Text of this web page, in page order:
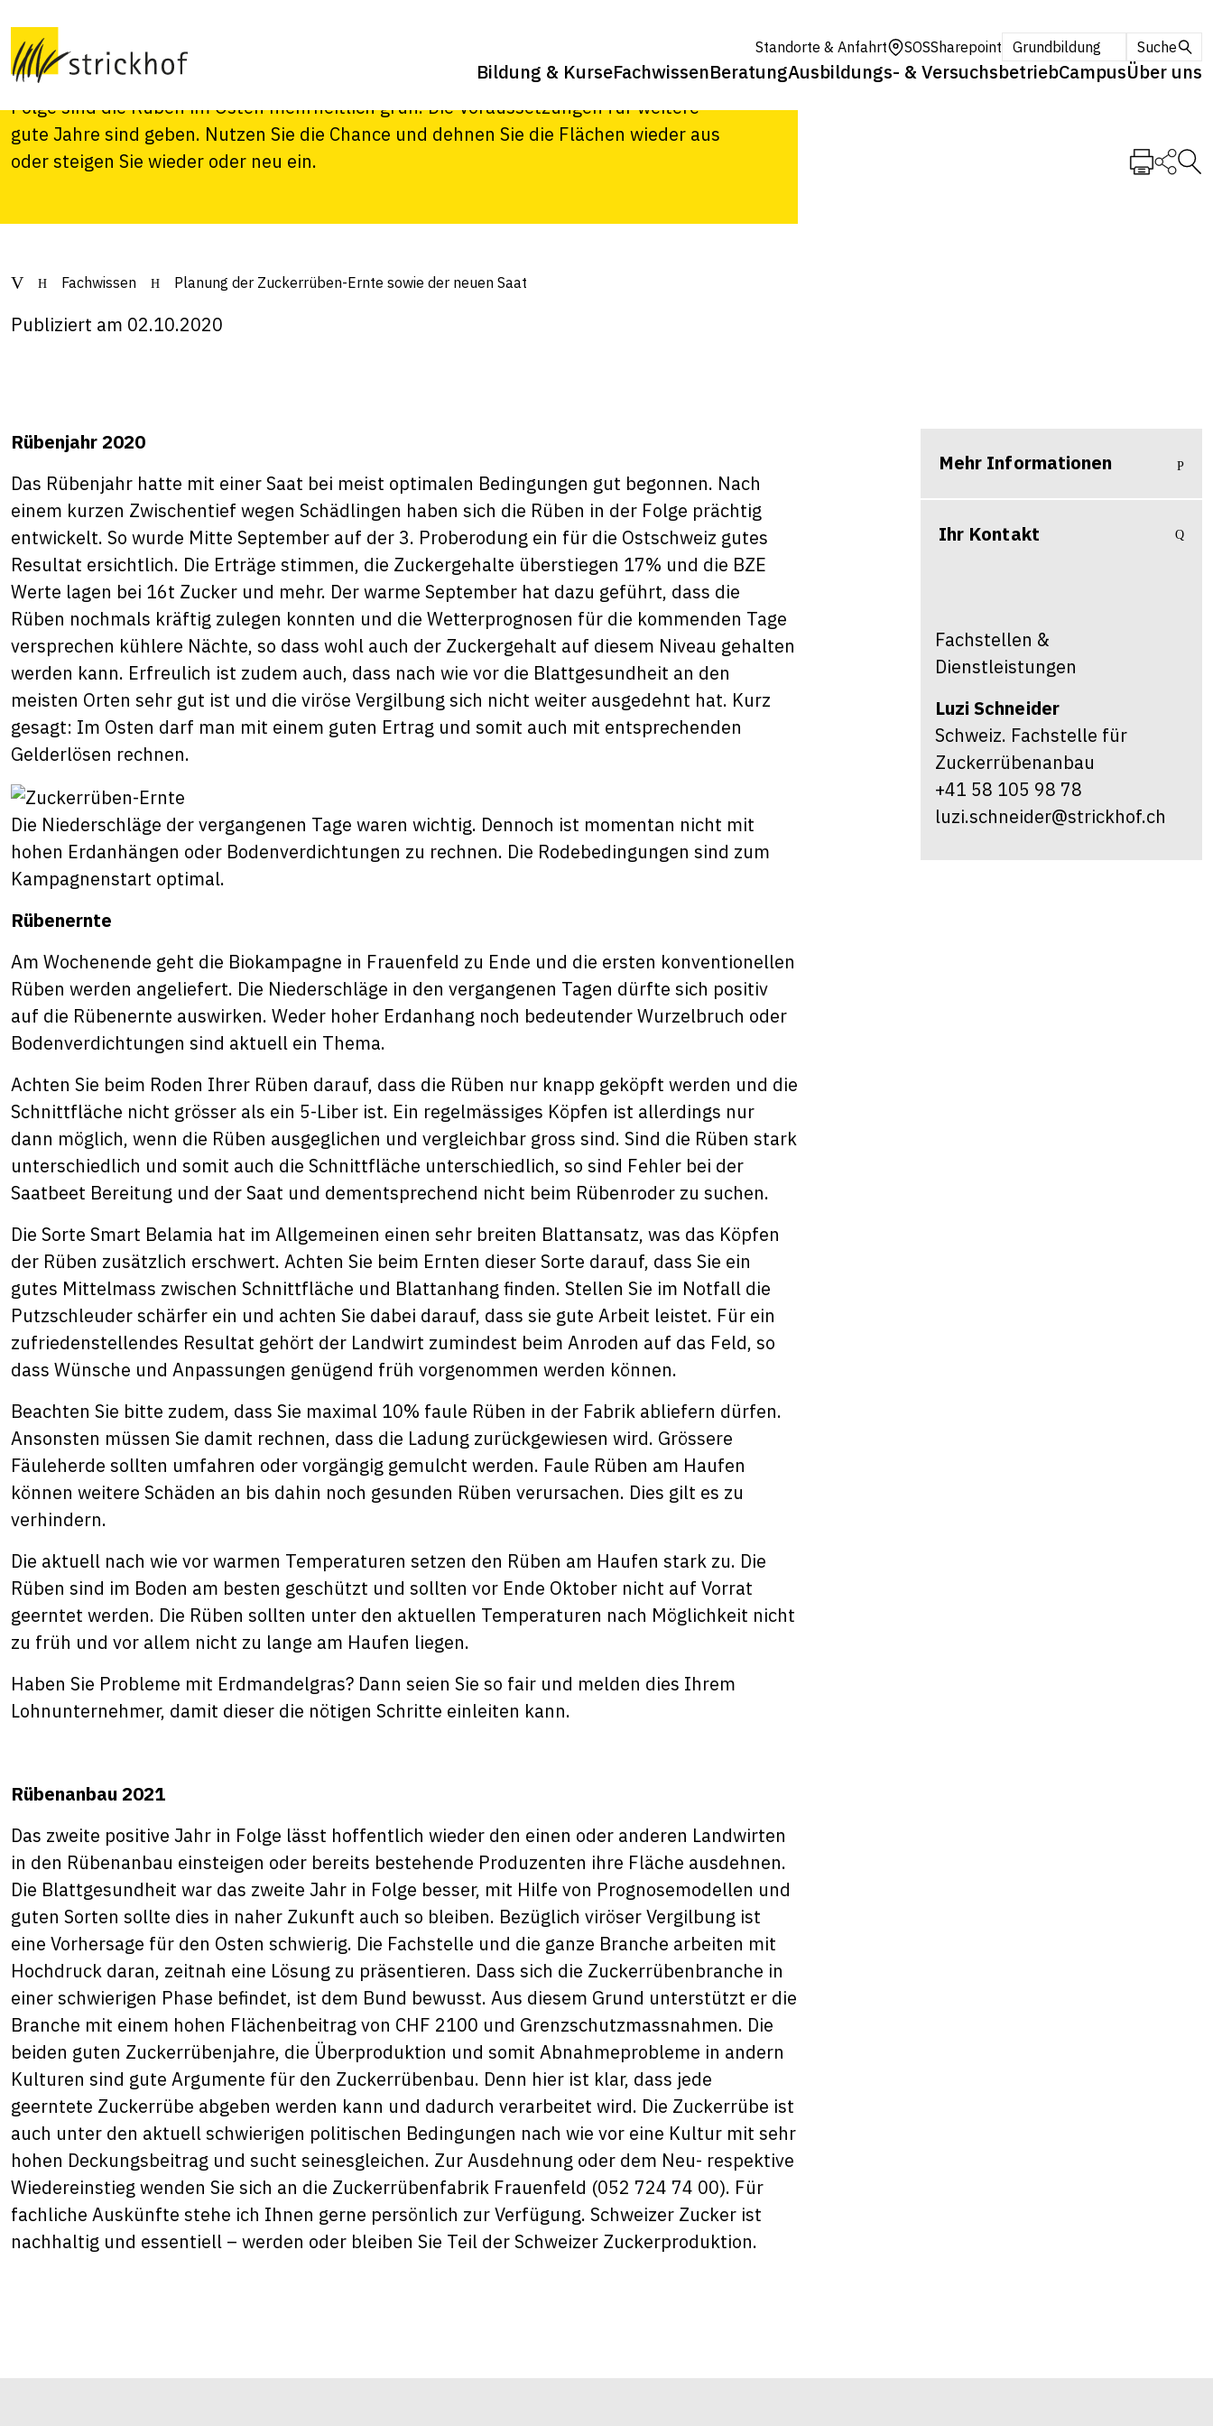
Standorte & Anfahrt SOSSharepoint Grundbildung Suche
Bildung & KurseFachwissenBeratungAusbildungs- & VersuchsbetriebCampusÜber uns
sowie der neuen Saat
Der schöne und warme Herbst lässt die Rüben weiterwachsen. Das zweite Jahr in
Folge sind die Rüben im Osten mehrheitlich grün. Die Voraussetzungen für weitere
gute Jahre sind geben. Nutzen Sie die Chance und dehnen Sie die Flächen wieder aus
oder steigen Sie wieder oder neu ein.
Fachwissen Planung der Zuckerrüben-Ernte sowie der neuen Saat
Publiziert am 02.10.2020
Rübenjahr 2020
Das Rübenjahr hatte mit einer Saat bei meist optimalen Bedingungen gut begonnen. Nach
einem kurzen Zwischentief wegen Schädlingen haben sich die Rüben in der Folge prächtig
entwickelt. So wurde Mitte September auf der 3. Proberodung ein für die Ostschweiz gutes
Resultat ersichtlich. Die Erträge stimmen, die Zuckergehalte überstiegen 17% und die BZE
Werte lagen bei 16t Zucker und mehr. Der warme September hat dazu geführt, dass die
Rüben nochmals kräftig zulegen konnten und die Wetterprognosen für die kommenden Tage
versprechen kühlere Nächte, so dass wohl auch der Zuckergehalt auf diesem Niveau gehalten
werden kann. Erfreulich ist zudem auch, dass nach wie vor die Blattgesundheit an den
meisten Orten sehr gut ist und die viröse Vergilbung sich nicht weiter ausgedehnt hat. Kurz
gesagt: Im Osten darf man mit einem guten Ertrag und somit auch mit entsprechenden
Gelderlösen rechnen.
Die Niederschläge der vergangenen Tage waren wichtig. Dennoch ist momentan nicht mit
hohen Erdanhängen oder Bodenverdichtungen zu rechnen. Die Rodebedingungen sind zum
Kampagnenstart optimal.
Rübenernte
Am Wochenende geht die Biokampagne in Frauenfeld zu Ende und die ersten konventionellen
Rüben werden angeliefert. Die Niederschläge in den vergangenen Tagen dürfte sich positiv
auf die Rübenernte auswirken. Weder hoher Erdanhang noch bedeutender Wurzelbruch oder
Bodenverdichtungen sind aktuell ein Thema.
Achten Sie beim Roden Ihrer Rüben darauf, dass die Rüben nur knapp geköpft werden und die
Schnittfläche nicht grösser als ein 5-Liber ist. Ein regelmässiges Köpfen ist allerdings nur
dann möglich, wenn die Rüben ausgeglichen und vergleichbar gross sind. Sind die Rüben stark
unterschiedlich und somit auch die Schnittfläche unterschiedlich, so sind Fehler bei der
Saatbeet Bereitung und der Saat und dementsprechend nicht beim Rübenroder zu suchen.
Die Sorte Smart Belamia hat im Allgemeinen einen sehr breiten Blattansatz, was das Köpfen
der Rüben zusätzlich erschwert. Achten Sie beim Ernten dieser Sorte darauf, dass Sie ein
gutes Mittelmass zwischen Schnittfläche und Blattanhang finden. Stellen Sie im Notfall die
Putzschleuder schärfer ein und achten Sie dabei darauf, dass sie gute Arbeit leistet. Für ein
zufriedenstellendes Resultat gehört der Landwirt zumindest beim Anroden auf das Feld, so
dass Wünsche und Anpassungen genügend früh vorgenommen werden können.
Beachten Sie bitte zudem, dass Sie maximal 10% faule Rüben in der Fabrik abliefern dürfen.
Ansonsten müssen Sie damit rechnen, dass die Ladung zurückgewiesen wird. Grössere
Fäuleherde sollten umfahren oder vorgängig gemulcht werden. Faule Rüben am Haufen
können weitere Schäden an bis dahin noch gesunden Rüben verursachen. Dies gilt es zu
verhindern.
Die aktuell nach wie vor warmen Temperaturen setzen den Rüben am Haufen stark zu. Die
Rüben sind im Boden am besten geschützt und sollten vor Ende Oktober nicht auf Vorrat
geerntet werden. Die Rüben sollten unter den aktuellen Temperaturen nach Möglichkeit nicht
zu früh und vor allem nicht zu lange am Haufen liegen.
Haben Sie Probleme mit Erdmandelgras? Dann seien Sie so fair und melden dies Ihrem
Lohnunternehmer, damit dieser die nötigen Schritte einleiten kann.
Rübenanbau 2021
Das zweite positive Jahr in Folge lässt hoffentlich wieder den einen oder anderen Landwirten
in den Rübenanbau einsteigen oder bereits bestehende Produzenten ihre Fläche ausdehnen.
Die Blattgesundheit war das zweite Jahr in Folge besser, mit Hilfe von Prognosemodellen und
guten Sorten sollte dies in naher Zukunft auch so bleiben. Bezüglich viröser Vergilbung ist
eine Vorhersage für den Osten schwierig. Die Fachstelle und die ganze Branche arbeiten mit
Hochdruck daran, zeitnah eine Lösung zu präsentieren. Dass sich die Zuckerrübenbranche in
einer schwierigen Phase befindet, ist dem Bund bewusst. Aus diesem Grund unterstützt er die
Branche mit einem hohen Flächenbeitrag von CHF 2100 und Grenzschutzmassnahmen. Die
beiden guten Zuckerrübenjahre, die Überproduktion und somit Abnahmeprobleme in andern
Kulturen sind gute Argumente für den Zuckerrübenbau. Denn hier ist klar, dass jede
geerntete Zuckerrübe abgeben werden kann und dadurch verarbeitet wird. Die Zuckerrübe ist
auch unter den aktuell schwierigen politischen Bedingungen nach wie vor eine Kultur mit sehr
hohen Deckungsbeitrag und sucht seinesgleichen. Zur Ausdehnung oder dem Neu- respektive
Wiedereinstieg wenden Sie sich an die Zuckerrübenfabrik Frauenfeld (052 724 74 00). Für
fachliche Auskünfte stehe ich Ihnen gerne persönlich zur Verfügung. Schweizer Zucker ist
nachhaltig und essentiell – werden oder bleiben Sie Teil der Schweizer Zuckerproduktion.
Mehr Informationen
Ihr Kontakt
Fachstellen &
Dienstleistungen
Luzi Schneider
Schweiz. Fachstelle für
Zuckerrübenanbau
+41 58 105 98 78
luzi.schneider@strickhof.ch